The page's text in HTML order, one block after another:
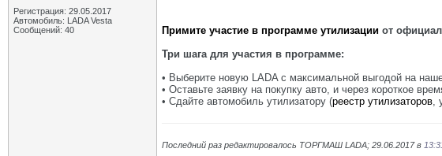
Регистрация: 29.05.2017
Автомобиль: LADA Vesta
Сообщений: 40
Примите участие в программе утилизации от
Три шага для участия в программе:
• Выберите новую LADA с максимальной выгодой на
• Оставьте заявку на покупку авто, и через короткое
• Сдайте автомобиль утилизатору (реестр утилизаторов,
Последний раз редактировалось ТОРГМАШ LADA; 29.06.2017 в